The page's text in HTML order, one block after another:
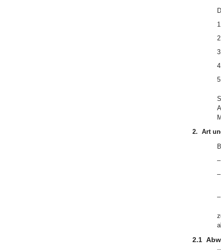
2. Art
–
–
–
2.1